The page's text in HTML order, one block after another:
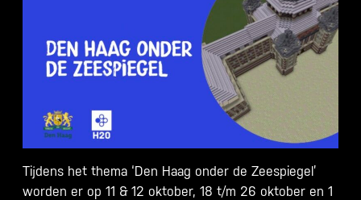
Tijdens het thema ‘Den Haag onder de Zeespiegel’
worden er op 11 & 12 oktober, 18 t/m 26 oktober en 1